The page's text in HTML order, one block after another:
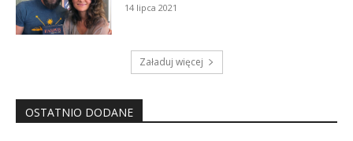
14 lipca 2021
Załaduj więcej
OSTATNIO DODANE